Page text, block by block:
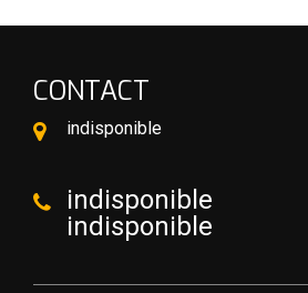
CONTACT
indisponible
indisponible
indisponible